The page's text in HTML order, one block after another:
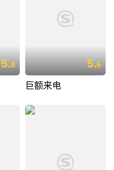
5.8 5.6
巨额来电